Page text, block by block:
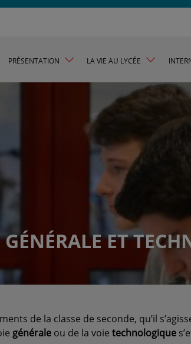
PRÉSENTATION LA VIE AU LYCÉE
GÉNÉRALE ET
de la classe de seconde, qu’il
générale ou de la voie technologique